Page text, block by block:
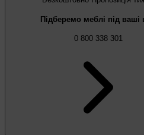
Підберемо меблі під ваші
0 800 338 301